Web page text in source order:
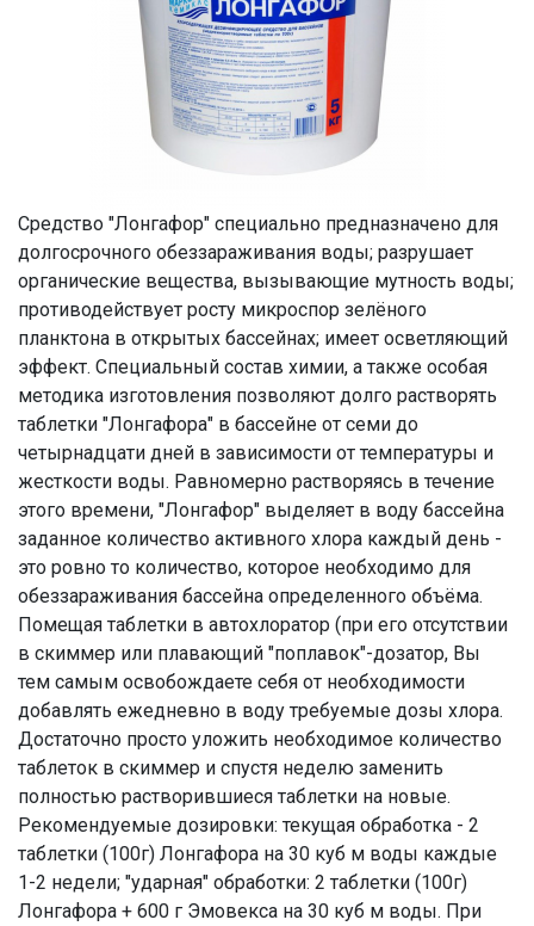
Средство "Лонгафор" специально предназначено для
долгосрочного обеззараживания воды; разрушает
органические вещества, вызывающие мутность воды;
противодействует росту микроспор зелёного
планктона в открытых бассейнах; имеет осветляющий
эффект. Специальный состав химии, а также особая
методика изготовления позволяют долго растворять
таблетки "Лонгафора" в бассейне от семи до
четырнадцати дней в зависимости от температуры и
жесткости воды. Равномерно растворяясь в течение
этого времени, "Лонгафор" выделяет в воду бассейна
заданное количество активного хлора каждый день -
это ровно то количество, которое необходимо для
обеззараживания бассейна определенного объёма.
Помещая таблетки в автохлоратор (при его отсутствии
в скиммер или плавающий "поплавок"-дозатор, Вы
тем самым освобождаете себя от необходимости
добавлять ежедневно в воду требуемые дозы хлора.
Достаточно просто уложить необходимое количество
таблеток в скиммер и спустя неделю заменить
полностью растворившиеся таблетки на новые.
Рекомендуемые дозировки: текущая обработка - 2
таблетки (100г) Лонгафора на 30 куб м воды каждые
1-2 недели; "ударная" обработки: 2 таблетки (100г)
Лонгафора + 600 г Эмовекса на 30 куб м воды. При